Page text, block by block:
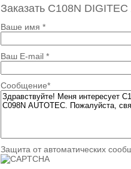
Заказать C108N
Ваше имя *
Ваш E-mail *
Сообщение*
Защита от автоматических